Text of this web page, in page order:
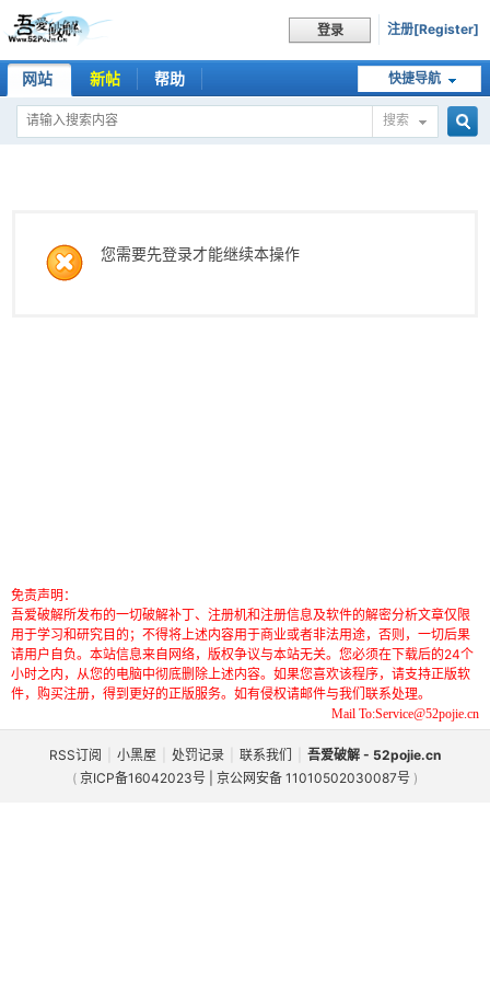
登录 注册[Register]
快捷导航
网站 新帖 帮助
搜索
您需要先登录才能继续本操作
免责声明：
吾爱破解所发布的一切破解补丁、注册机和注册信息及软件的解密分析文章仅限
用于学习和研究目的；不得将上述内容用于商业或者非法用途，否则，一切后果
请用户自负。本站信息来自网络，版权争议与本站无关。您必须在下载后的24个
小时之内，从您的电脑中彻底删除上述内容。如果您喜欢该程序，请支持正版软
件，购买注册，得到更好的正版服务。如有侵权请邮件与我们联系处理。
Mail To:Service@52pojie.cn
RSS订阅 小黑屋 处罚记录 联系我们
吾爱破解 - 52pojie.cn
( 京ICP备16042023号 | 京公网安备 11010502030087号 )